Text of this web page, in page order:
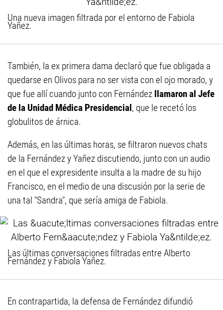
Una nueva imagen filtrada por el entorno de Fabiola
Yañez.
También, la ex primera dama declaró que fue obligada a
quedarse en Olivos para no ser vista con el ojo morado, y
que fue allí cuando junto con Fernández llamaron al Jefe
de la Unidad Médica Presidencial, que le recetó los
globulitos de árnica.
Además, en las últimas horas, se filtraron nuevos chats
de la Fernández y Yañez discutiendo, junto con un audio
en el que el expresidente insulta a la madre de su hijo
Francisco, en el medio de una discusión por la serie de
una tal "Sandra", que sería amiga de Fabiola.
Las últimas conversaciones filtradas entre Alberto
Fernández y Fabiola Yañez.
En contrapartida, la defensa de Fernández difundió